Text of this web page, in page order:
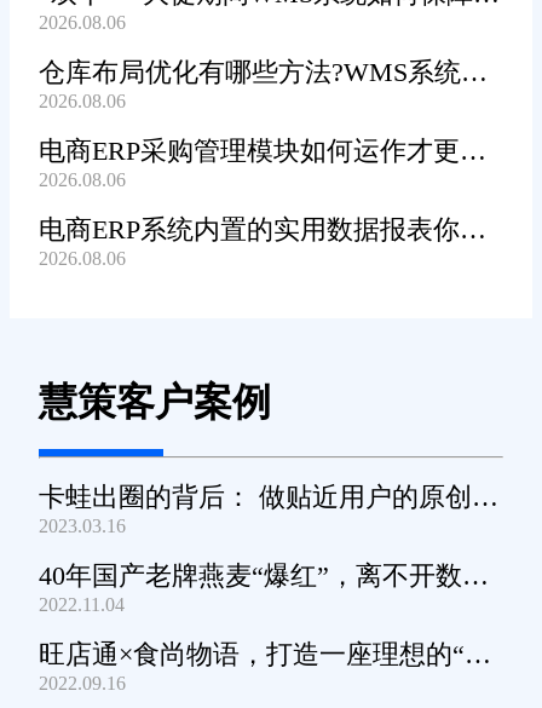
货效率?
2026.08.06
仓库布局优化有哪些方法?WMS系统能
辅助规划吗?
2026.08.06
电商ERP采购管理模块如何运作才更加
高效顺畅?
2026.08.06
电商ERP系统内置的实用数据报表你都
知道哪些?
2026.08.06
慧策客户案例
卡蛙出圈的背后： 做贴近用户的原创小
家电
2023.03.16
40年国产老牌燕麦“爆红”，离不开数字
化工具的支撑
2022.11.04
旺店通×食尚物语，打造一座理想的“零
食王国”
2022.09.16